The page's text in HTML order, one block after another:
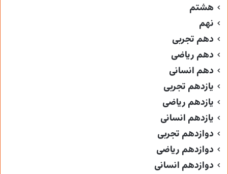
هشتم
نهم
دهم تجربی
دهم ریاضی
دهم انسانی
یازدهم تجربی
یازدهم ریاضی
یازدهم انسانی
دوازدهم تجربی
دوازدهم ریاضی
دوازدهم انسانی